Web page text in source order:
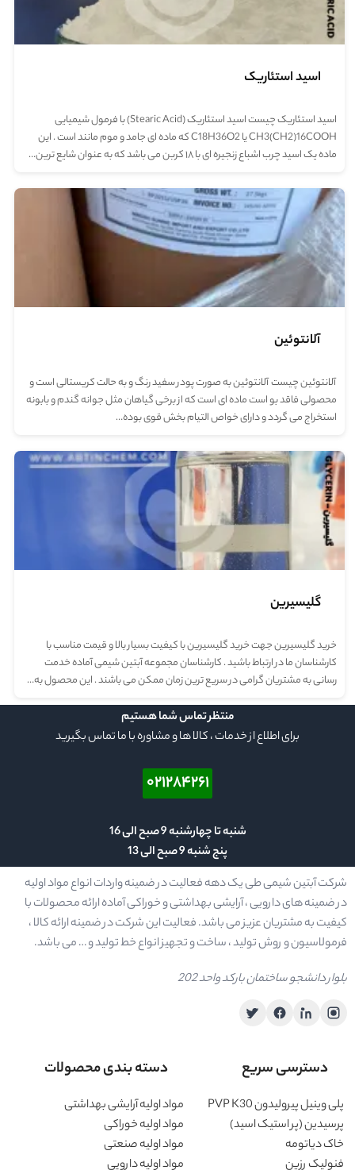
اسید استئاریک
اسید استئاریک چیست اسید استئاریک (Stearic Acid) با فرمول شیمیایی
CH3(CH2)16COOH یا C18H36O2 که ماده ای جامد و موم مانند است . این
ماده یک اسید چرب اشباع زنجیره ای با ۱۸ کربن می باشد که به عنوان شایع ترین…
آلانتوئین
آلانتوئین چیست آلانتوئین به صورت پودر سفید رنگ و به حالت کریستالی است و
محصولی فاقد بو است ماده ای است که از برخی گیاهان مثل جوانه گندم و بابونه
استخراج می گردد و دارای خواص التیام بخش قوی بوده…
گلیسیرین
خرید گلیسیرین جهت خرید گلیسیرین با کیفیت بسیار بالا و قیمت مناسب با
کارشناسان ما در ارتباط باشید . کارشناسان مجموعه آبتین شیمی آماده خدمت
رسانی به مشتریان گرامی در سریع ترین زمان ممکن می باشند . این محصول به…
منتظر تماس شما هستیم
برای اطلاع از خدمات ، کالا ها و مشاوره با ما تماس بگیرید
۰۲۱۲۸۴۲۶۱
شنبه تا چهارشنبه 9 صبح الی 16
پنج شنبه 9 صبح الی 13
شرکت آبتین شیمی طی یک دهه فعالیت در ضمینه واردات انواع مواد اولیه
در ضمینه های دارویی ، آرایشی بهداشتی و خوراکی آماده ارائه محصولات با
کیفیت به مشتریان عزیز می باشد. فعالیت این شرکت در ضمینه ارائه کالا ،
فرمولاسیون و روش تولید ، ساخت و تجهیز انواع خط تولید و … می باشد.
بلوار دانشجو ساختمان بارکد واحد 202
دسترسی سریع
پلی وینیل پیرولیدون PVP K30
پرسیدین (پر استیک اسید)
خاک دیاتومه
فنولیک رزین
دسته بندی محصولات
مواد اولیه آرایشی بهداشتی
مواد اولیه خوراکی
مواد اولیه صنعتی
مواد اولیه دارویی